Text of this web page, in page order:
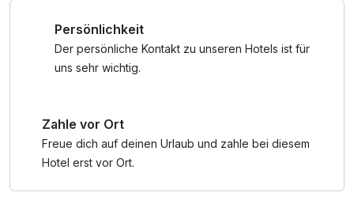
in den Saunabereich "Alpinaria" zur Entspannung und
dann der krönende Abschluß des Tages im
Geniesserrestaurant... Wer träumt nicht davon?
Persönlichkeit
Der persönliche Kontakt zu unseren Hotels ist für
uns sehr wichtig.
Zahle vor Ort
Freue dich auf deinen Urlaub und zahle bei diesem
Hotel erst vor Ort.